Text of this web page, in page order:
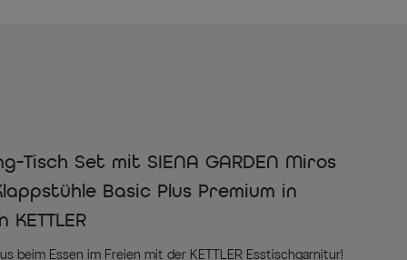
Tisch Set mit SIENA GARDEN Miros
Basic Plus Premium in
beim Essen im Freien mit der KETTLER Esstischgarnitur!